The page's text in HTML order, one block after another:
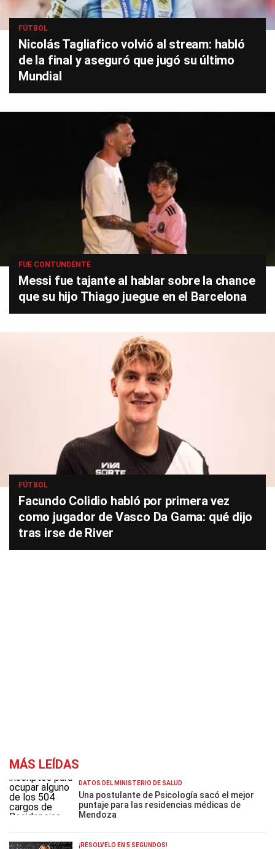
FÚTBOL
Nicolás Tagliafico volvió al stream: habló
de la final y aseguró que jugó su último
Mundial
FUE CONTUNDENTE
Messi fue tajante al hablar sobre la chance
que su hijo Thiago juegue en el Barcelona
FÚTBOL
Facundo Colidio habló por primera vez
como jugador de Vasco Da Gama: qué dijo
tras irse de River
MÁS LEÍDAS
DATOS DEL MINISTERIO DE SALUD
Una postulante de Psicología sacó el mejor
puntaje para las residencias médicas de
Mendoza
¡RESOLVELO EN 5 SEGUNDOS!